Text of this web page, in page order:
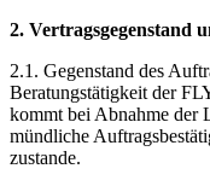
2. Vertragsgegenstand
2.1. Gegenstand des
Beratungstätigkeit der
kommt bei Abnahme der
mündliche
zustande.